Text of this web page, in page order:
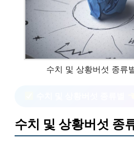
수치 및 상황버섯 종류
수치 및 상황버섯 종